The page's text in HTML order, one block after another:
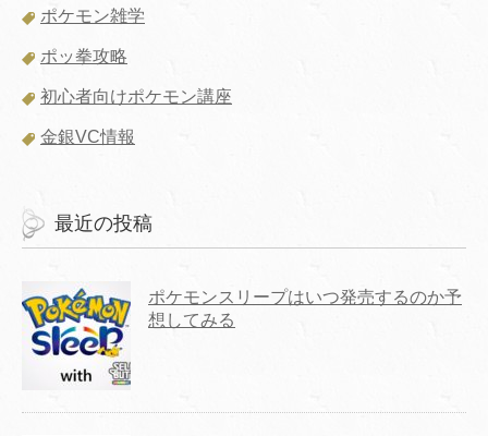
ポケモン雑学
ポッ拳攻略
初心者向けポケモン講座
金銀VC情報
最近の投稿
ポケモンスリープはいつ発売するのか予
想してみる